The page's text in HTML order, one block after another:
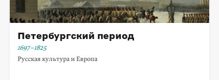
Петербургский период
1697–1825
Русская культура и Европа